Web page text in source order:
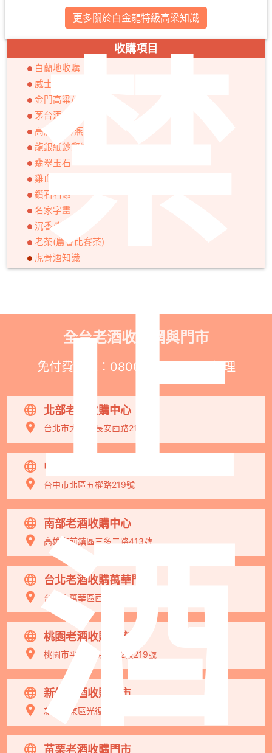
更多關於白金龍特級高梁知識
收購項目
白蘭地收購
威士忌收購
金門高粱/大麴
茅台酒
高麗人蔘/燕窩
龍銀紙鈔郵幣
翡翠玉石
雞血石/壽山石
鑽石名錶
名家字畫
沉香/紫砂壺
老茶(農會比賽茶)
虎骨酒知識
全台老酒收購網與門市
免付費專線： 0800-067-999 易經理
北部老酒收購中心
台北市大同區長安西路218號
中部老酒收購中心
台中市北區五權路219號
南部老酒收購中心
高雄市前鎮區三多二路413號
台北老酒收購萬華門市
台北市萬華區西藏路185號
桃園老酒收購門市
桃園市平鎮區民族路2段219號
新竹老酒收購門市
新竹市東區光復路二段209號
苗栗老酒收購門市
禁
止
酒